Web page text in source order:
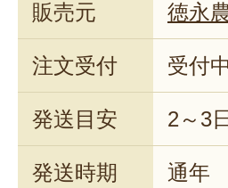
販売元 徳永
注文受付 受付中
発送目安 2～3
発送時期 通年